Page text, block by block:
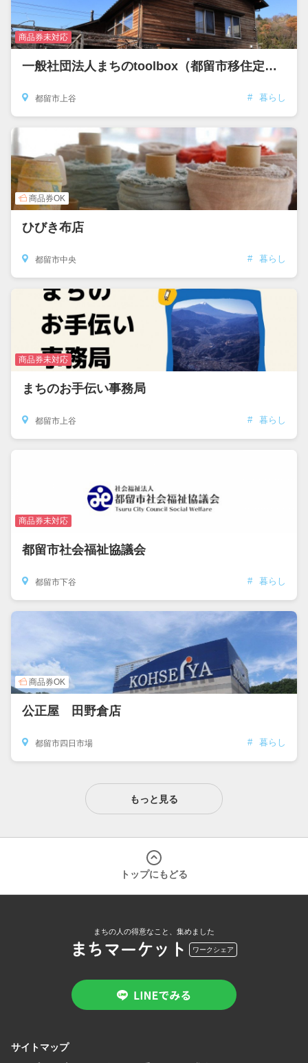
商品券未対応
一般社団法人まちのtoolbox（都留市移住定住相談センター）
都留市上谷 # 暮らし
商品券OK
ひびき布店
都留市中央 # 暮らし
商品券未対応
まちのお手伝い事務局
都留市上谷 # 暮らし
商品券未対応
都留市社会福祉協議会
都留市下谷 # 暮らし
商品券OK
公正屋 田野倉店
都留市四日市場 # 暮らし
もっと見る
トップにもどる
まちの人の得意なこと、集めました
まちマーケット ワークシェア
サイトマップ